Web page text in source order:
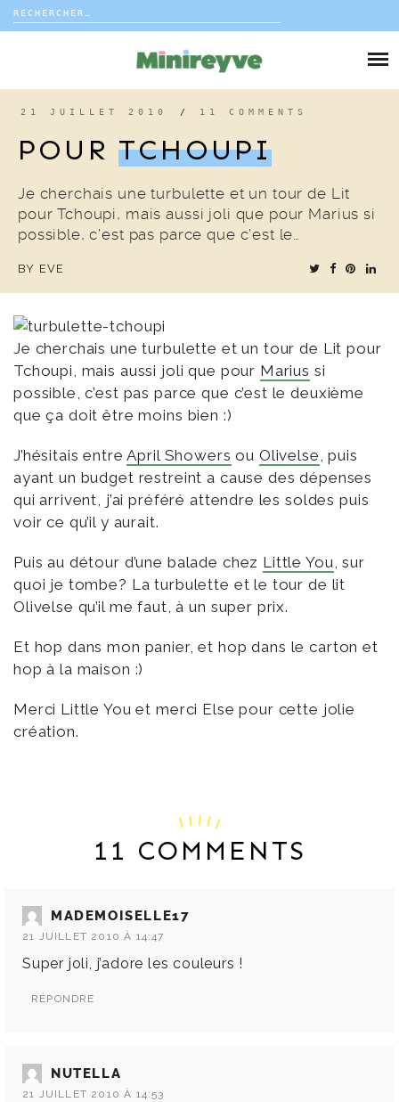
Rechercher :
DÉCO
VOYAGE
21 JUILLET 2010 / 11 COMMENTS
POUR TCHOUPI
Je cherchais une turbulette et un tour de Lit
pour Tchoupi, mais aussi joli que pour Marius si
possible, c’est pas parce que c’est le…
BY EVE
Je cherchais une turbulette et un tour de Lit pour
Tchoupi, mais aussi joli que pour Marius si
possible, c’est pas parce que c’est le deuxième
que ça doit être moins bien :)
J’hésitais entreApril Showers ou Olivelse, puis
ayant un budget restreint a cause des dépenses
qui arrivent, j’ai préféré attendre les soldes puis
voir ce qu’il y aurait.
Puis au détour d’une balade chez Little You, sur
quoi je tombe? La turbulette et le tour de lit
Olivelse qu’il me faut, à un super prix.
Et hop dans mon panier, et hop dans le carton et
hop à la maison :)
Merci Little You et merci Else pour cette jolie
création.
11 COMMENTS
MADEMOISELLE17
21 JUILLET 2010 À 14:47
Super joli, j’adore les couleurs !
RÉPONDRE
NUTELLA
21 JUILLET 2010 À 14:53